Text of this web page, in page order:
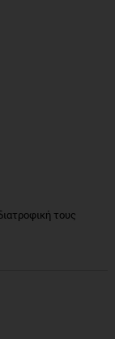
τους